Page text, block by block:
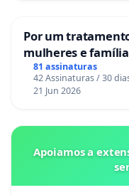
Por um
mulheres e
gestacional nos
81 assinaturas
42 Assinaturas / 30
21 Jun 2026
Apoiamos a